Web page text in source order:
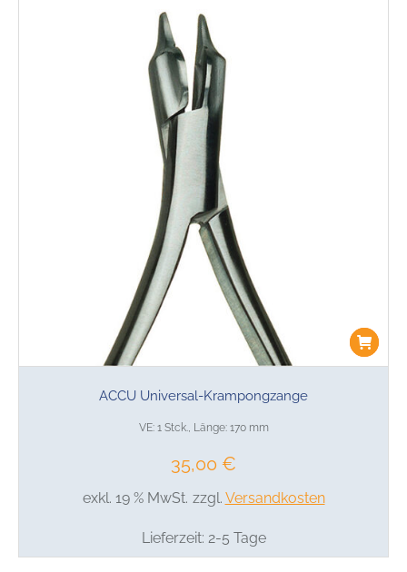
ACCU Universal-Krampongzange
VE: 1 Stck., Länge: 170 mm
35,00 €
exkl. 19 % MwSt. zzgl. Versandkosten
Lieferzeit: 2-5 Tage